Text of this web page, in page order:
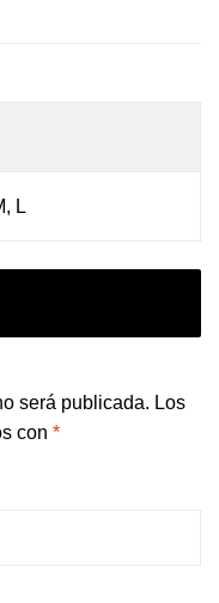
L
será publicada. Los
con *